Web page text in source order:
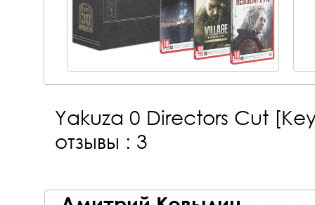
Yakuza 0 Directors Cut
отзывы : 3